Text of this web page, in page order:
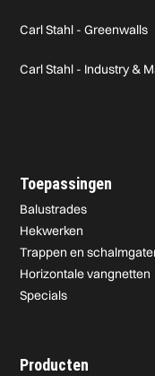
Carl Stahl - Greenwalls
Carl Stahl - Industry &
Toepassingen
Balustrades
Hekwerken
Trappen en
Horizontale vangnetten
Specials
Producten